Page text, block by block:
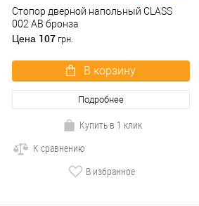
Стопор дверной напольный CLASS
002 AB бронза
Цена 107 грн.
В корзину
Подробнее
Купить в 1 клик
К сравнению
В избранное